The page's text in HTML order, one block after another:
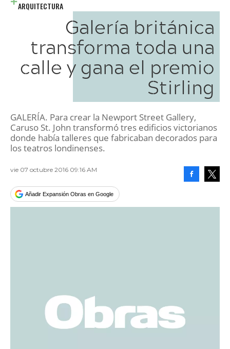
ARQUITECTURA
Galería británica
transforma toda una
calle y gana el premio
Stirling
GALERÍA. Para crear la Newport Street Gallery,
Caruso St. John transformó tres edificios victorianos
donde había talleres que fabricaban decorados para
los teatros londinenses.
vie 07 octubre 2016 09:16 AM
Añadir Expansión Obras en Google